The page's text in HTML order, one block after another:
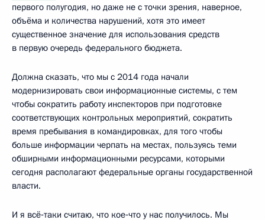
первого полугодия, но даже не с точки зрения, наверное,
объёма и количества нарушений, хотя это имеет
существенное значение для использования средств
в первую очередь федерального бюджета.
Должна сказать, что мы с 2014 года начали
модернизировать свои информационные системы, с тем
чтобы сократить работу инспекторов при подготовке
соответствующих контрольных мероприятий, сократить
время пребывания в командировках, для того чтобы
больше информации черпать на местах, пользуясь теми
обширными информационными ресурсами, которыми
сегодня располагают федеральные органы государственной
власти.
И я всё‑таки считаю, что кое‑что у нас получилось. Мы